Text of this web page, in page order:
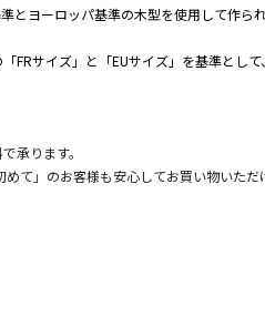
とヨーロッパ基準の木型を使用して作ら
FRサイズ」と「EUサイズ」を基準とし
承ります。
て」のお客様も安心してお買い物いただ